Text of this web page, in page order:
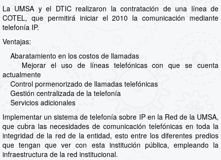
La UMSA y el DTIC realizaron la contratación de una línea de
COTEL, que permitirá iniciar el 2010 la comunicación mediante
telefonía IP.
Ventajas:
Abaratamiento en los costos de llamadas
Mejorar el uso de líneas telefónicas con que se cuenta
actualmente
Control pormenorizado de llamadas telefónicas
Gestión centralizada de la telefonía
Servicios adicionales
Implementar un sistema de telefonía sobre IP en la Red de la UMSA,
que cubra las necesidades de comunicación telefónicas en toda la
integridad de la red de la entidad, esto entre los diferentes predios
que tengan que ver con esta institución pública, empleando la
infraestructura de la red institucional.